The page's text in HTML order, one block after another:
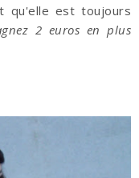
qu'elle est toujours
2 euros en plus